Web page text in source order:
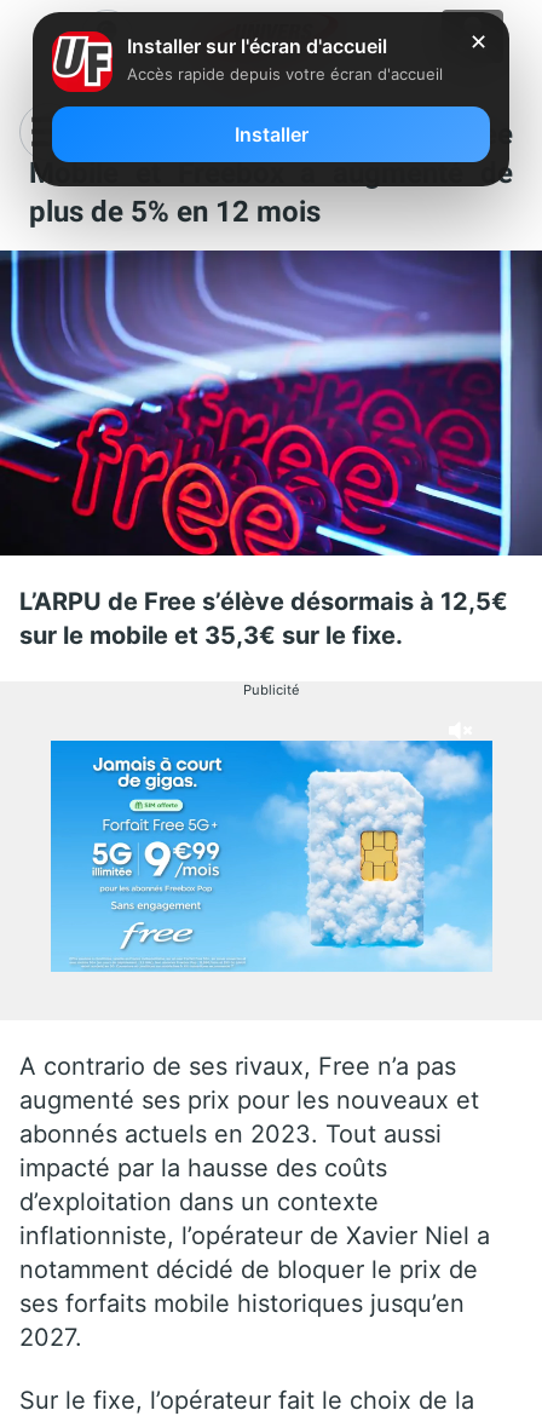
Le revenu moyen par abonné Free
Mobile et Freebox a augmenté de
plus de 5% en 12 mois
L’ARPU de Free s’élève désormais à 12,5€
sur le mobile et 35,3€ sur le fixe.
Publicité
A contrario de ses rivaux, Free n’a pas
augmenté ses prix pour les nouveaux et
abonnés actuels en 2023. Tout aussi
impacté par la hausse des coûts
d’exploitation dans un contexte
inflationniste, l’opérateur de Xavier Niel a
notamment décidé de bloquer le prix de
ses forfaits mobile historiques jusqu’en
2027.
Sur le fixe, l’opérateur fait le choix de la
✕
Installer sur l'écran d'accueil
Accès rapide depuis votre écran d'accueil
Installer